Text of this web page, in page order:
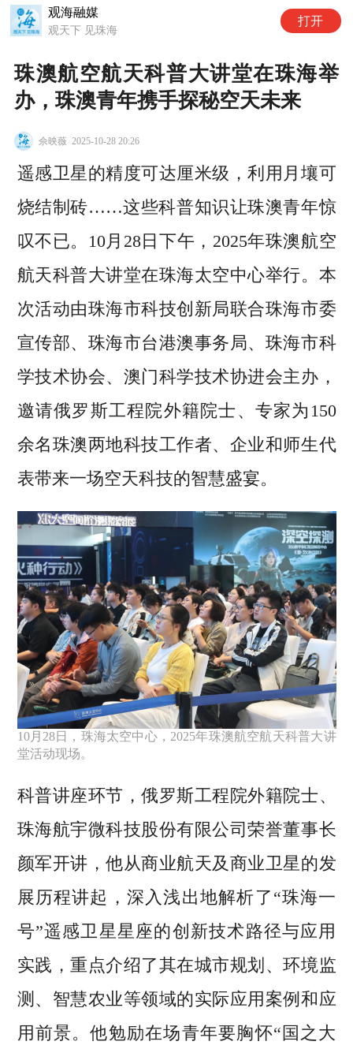
珠澳航空航天科普大讲堂在珠海举
办，珠澳青年携手探秘空天未来
佘映薇 2025-10-28 20:26
遥感卫星的精度可达厘米级，利用月壤可
烧结制砖……这些科普知识让珠澳青年惊
叹不已。10月28日下午，2025年珠澳航空
航天科普大讲堂在珠海太空中心举行。本
次活动由珠海市科技创新局联合珠海市委
宣传部、珠海市台港澳事务局、珠海市科
学技术协会、澳门科学技术协进会主办，
邀请俄罗斯工程院外籍院士、专家为150
余名珠澳两地科技工作者、企业和师生代
表带来一场空天科技的智慧盛宴。
10月28日，珠海太空中心，2025年珠澳航空航天科普大讲
堂活动现场。
科普讲座环节，俄罗斯工程院外籍院士、
珠海航宇微科技股份有限公司荣誉董事长
颜军开讲，他从商业航天及商业卫星的发
展历程讲起，深入浅出地解析了“珠海一
号”遥感卫星星座的创新技术路径与应用
实践，重点介绍了其在城市规划、环境监
测、智慧农业等领域的实际应用案例和应
用前景。他勉励在场青年要胸怀“国之大
观海融媒
观天下 见珠海
打开